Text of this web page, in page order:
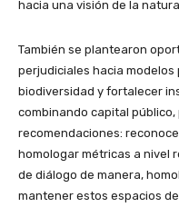
hacia una visión de la
También se plantearon
perjudiciales hacia
biodiversidad y fortalecer
combinando capital
recomendaciones:
homologar métricas a nivel
de diálogo de manera,
mantener estos espacios